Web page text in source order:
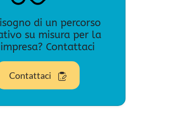
di un percorso
su misura per la
Contattaci
Contattaci